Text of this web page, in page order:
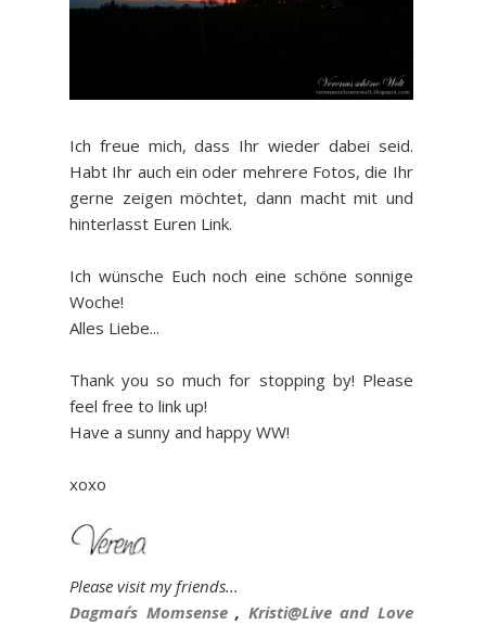
Ich freue mich, dass Ihr wieder dabei seid.
Habt Ihr auch ein oder mehrere Fotos, die Ihr
gerne zeigen möchtet, dann macht mit und
hinterlasst Euren Link.
Ich wünsche Euch noch eine schöne sonnige
Woche!
Alles Liebe...
Thank you so much for stopping by! Please
feel free to link up!
Have a sunny and happy WW!
xoxo
Please visit my friends...
Dagmar´s Momsense, Kristi@Live and Love